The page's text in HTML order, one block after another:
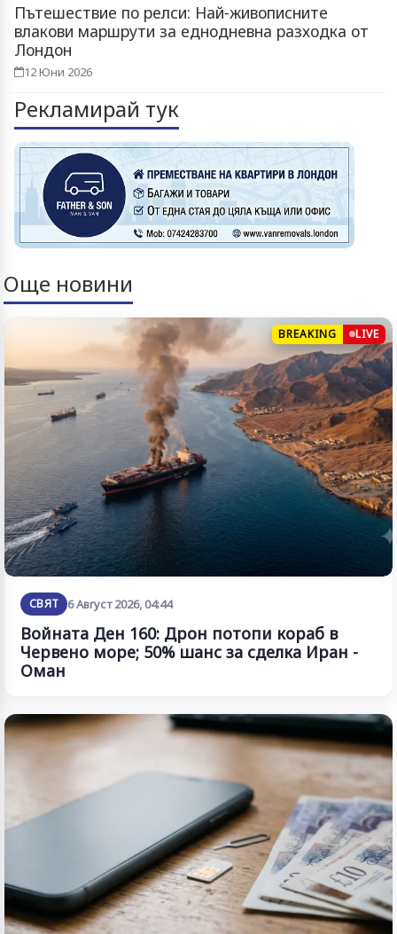
Пътешествие по релси: Най-живописните
влакови маршрути за еднодневна разходка от
Лондон
12 Юни 2026
Рекламирай тук
Още новини
BREAKING LIVE
СВЯТ 6 Август 2026, 04:44
Войната Ден 160: Дрон потопи кораб в
Червено море; 50% шанс за сделка Иран -
Оман